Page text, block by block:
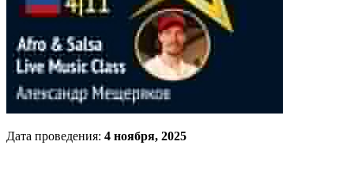
Дата проведения: 4 ноября, 2025